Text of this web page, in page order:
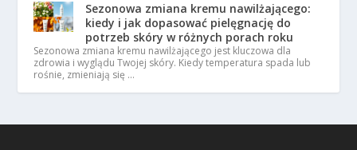
Sezonowa zmiana kremu nawilżającego:
kiedy i jak dopasować pielęgnację do
potrzeb skóry w różnych porach roku
Sezonowa zmiana kremu nawilżającego jest kluczowa dla
zdrowia i wyglądu Twojej skóry. Kiedy temperatura spada lub
rośnie, zmieniają się …